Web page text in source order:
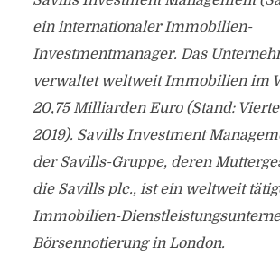
ein internationaler Immobilien-
Investmentmanager. Das
verwaltet weltweit Immobilien im
20,75 Milliarden Euro (Stand:
2019). Savills Investment
der Savills-Gruppe, deren
die Savills plc., ist ein weltweit
Immobilien-
Börsennotierung in London.